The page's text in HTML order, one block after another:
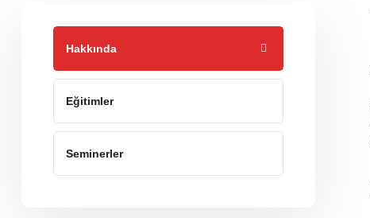
Hakkında
Eğitimler
Seminerler